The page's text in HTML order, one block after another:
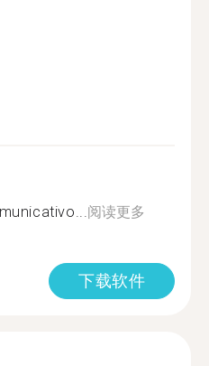
阅读更多
下载软件